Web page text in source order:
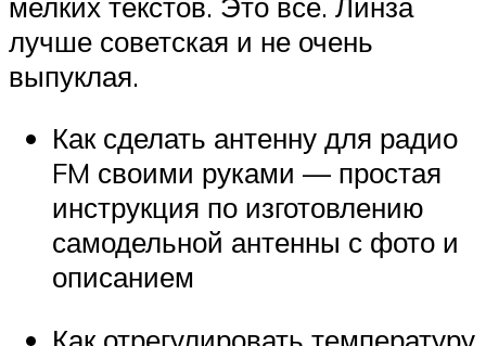
лучше советская и не очень
выпуклая.
Как сделать антенну для радио
FM своими руками — простая
инструкция по изготовлению
самодельной антенны с фото и
описанием